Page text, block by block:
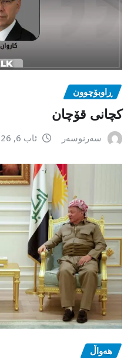
ڕاوبۆچوون
کچانی قۆچان
سەرنوسەر ئاب 6, 2026
هەواڵ